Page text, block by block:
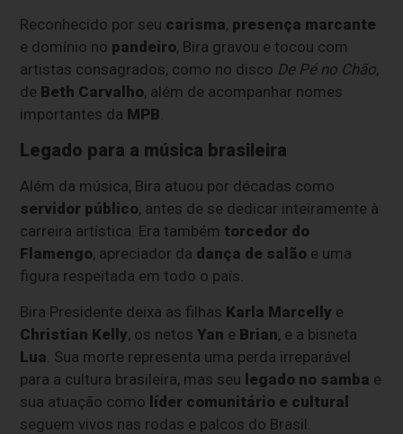
Reconhecido por seu carisma, presença marcante
e domínio no pandeiro, Bira gravou e tocou com
artistas consagrados, como no disco De Pé no Chão,
de Beth Carvalho, além de acompanhar nomes
importantes da MPB
Legado para a música brasileira
Além da música, Bira atuou por décadas como
servidor público, antes de se dedicar inteiramente à
carreira artística. Era também torcedor do
Flamengo, apreciador da dança de salão e uma
figura respeitada em todo o país.
Bira Presidente deixa as filhas Karla Marcelly e
Christian Kelly, os netosYan e Brian, e a bisneta
Lua . Sua morte representa uma perda irreparável
para a cultura brasileira, mas seu legado no samba e
sua atuação como líder comunitário e cultural
seguem vivos nas rodas e palcos do Brasil.